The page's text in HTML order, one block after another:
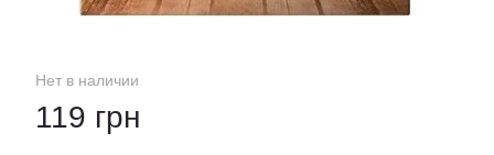
Нет в наличии
119 грн